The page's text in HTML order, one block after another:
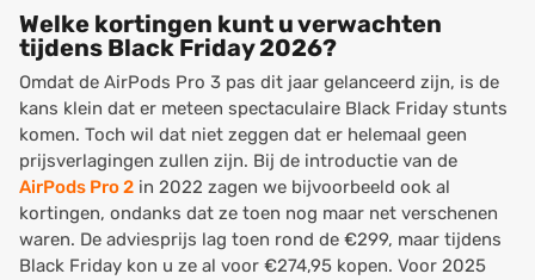
Welke kortingen kunt u verwachten
tijdens Black Friday 2026?
Omdat de AirPods Pro 3 pas dit jaar gelanceerd zijn, is de
kans klein dat er meteen spectaculaire Black Friday stunts
komen. Toch wil dat niet zeggen dat er helemaal geen
prijsverlagingen zullen zijn. Bij de introductie van de
AirPods Pro 2 in 2022 zagen we bijvoorbeeld ook al
kortingen, ondanks dat ze toen nog maar net verschenen
waren. De adviesprijs lag toen rond de €299, maar tijdens
Black Friday kon u ze al voor €274,95 kopen. Voor 2025